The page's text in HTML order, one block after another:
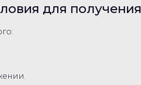
для получения